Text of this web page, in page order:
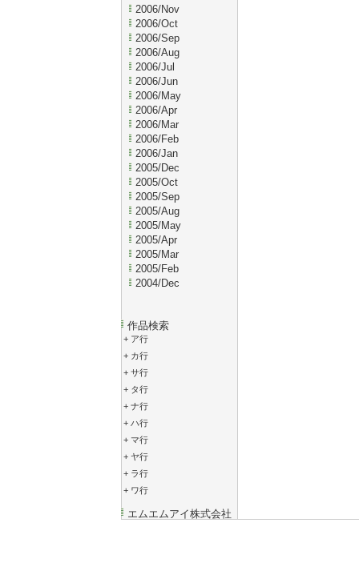
2006/Nov
2006/Oct
2006/Sep
2006/Aug
2006/Jul
2006/Jun
2006/May
2006/Apr
2006/Mar
2006/Feb
2006/Jan
2005/Dec
2005/Oct
2005/Sep
2005/Aug
2005/May
2005/Apr
2005/Mar
2005/Feb
2004/Dec
作品検索
+ ア行
+ カ行
+ サ行
+ タ行
+ ナ行
+ ハ行
+ マ行
+ ヤ行
+ ラ行
+ ワ行
エムエムアイ株式会社